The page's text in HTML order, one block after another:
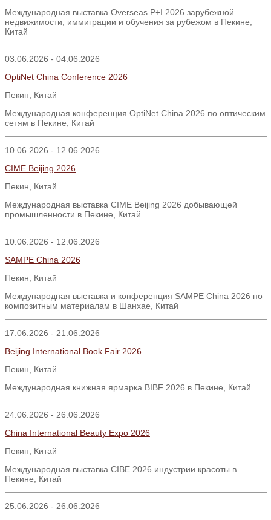
Международная выставка Overseas P+I 2026 зарубежной
недвижимости, иммиграции и обучения за рубежом в Пекине,
Китай
03.06.2026 - 04.06.2026
OptiNet China Conference 2026
Пекин
Китай
Международная конференция OptiNet China 2026 по оптическим
сетям в Пекине, Китай
10.06.2026 - 12.06.2026
CIME Beijing 2026
Пекин, Китай
Международная выставка CIME Beijing 2026 добывающей
промышленности в Пекине, Китай
10.06.2026 - 12.06.2026
SAMPE China 2026
Пекин, Китай
Международная выставка и конференция SAMPE China 2026 по
композитным материалам в Шанхае, Китай
17.06.2026 - 21.06.2026
Beijing International Book Fair 2026
Пекин
Китай
Международная книжная ярмарка BIBF 2026 в Пекине, Китай
24.06.2026 - 26.06.2026
China International Beauty Expo 2026
Пекин
Китай
Международная выставка CIBE 2026 индустрии красоты в
Пекине, Китай
25.06.2026 - 26.06.2026